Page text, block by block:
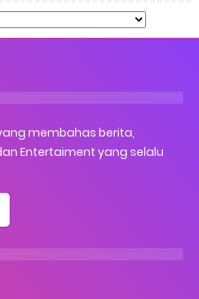
yang membahas berita,
Entertaiment yang selalu